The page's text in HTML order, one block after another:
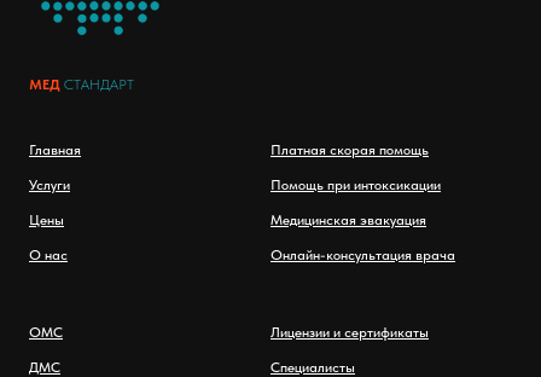
МЕД СТАНДАРТ
Главная
Услуги
Цены
О нас
Платная скорая помощь
Помощь при интоксикации
Медицинская эвакуация
Онлайн-консультация врача
ОМС
ДМС
Лицензии и сертификаты
Специалисты